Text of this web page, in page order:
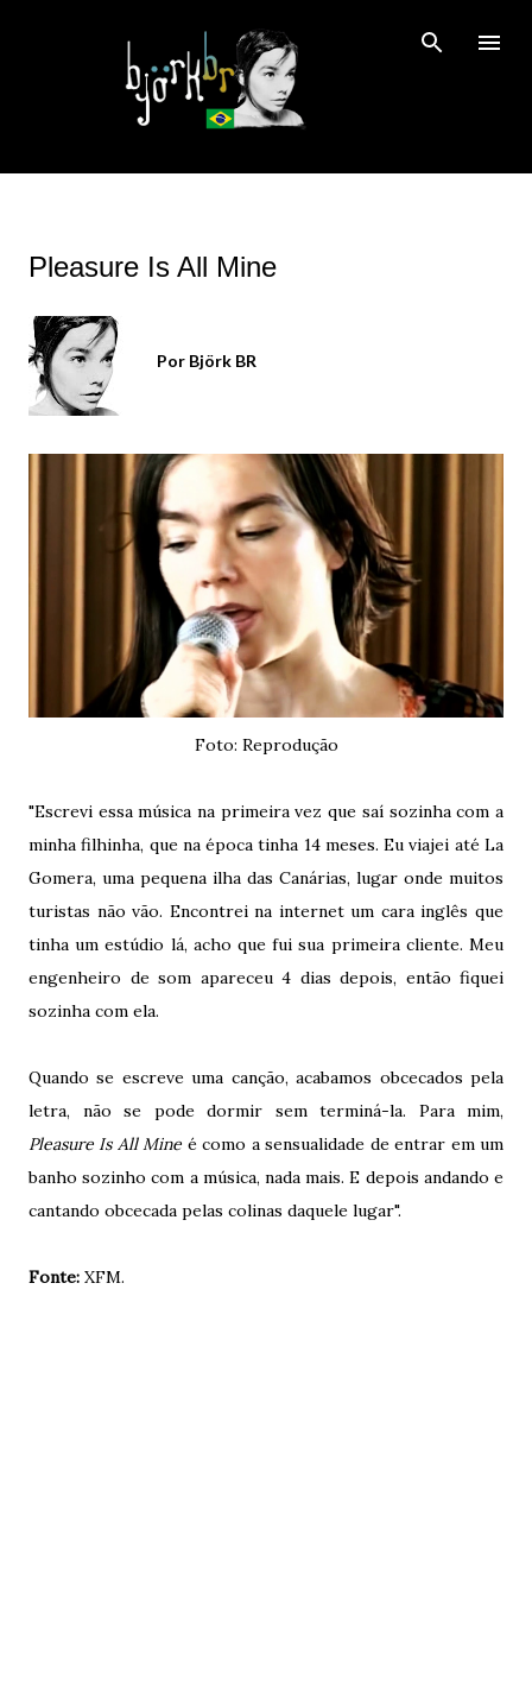
Pular para o conteúdo principal
Pleasure Is All Mine
Por Björk BR
Foto: Reprodução
"Escrevi essa música na primeira vez que saí sozinha com a
minha filhinha, que na época tinha 14 meses. Eu viajei até La
Gomera, uma pequena ilha das Canárias, lugar onde muitos
turistas não vão. Encontrei na internet um cara inglês que
tinha um estúdio lá, acho que fui sua primeira cliente. Meu
engenheiro de som apareceu 4 dias depois, então fiquei
sozinha com ela.
Quando se escreve uma canção, acabamos obcecados pela
letra, não se pode dormir sem terminá-la. Para mim,
Pleasure Is All Mine é como a sensualidade de entrar em um
banho sozinho com a música, nada mais. E depois andando e
cantando obcecada pelas colinas daquele lugar".
Fonte: XFM.